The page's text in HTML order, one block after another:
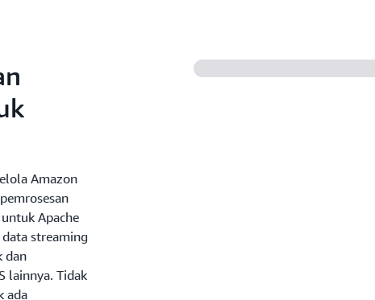
Amazon
Apache
streaming
dan
lainnya. Tidak
ada